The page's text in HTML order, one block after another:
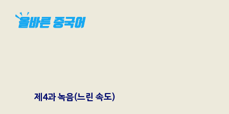
제4과 녹음(느린 속도)